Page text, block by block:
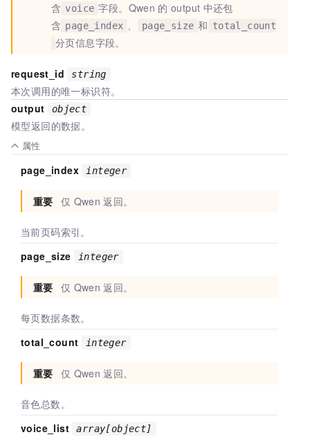
含 voice 字段。Qwen 的 output 中还包
含 page_index 、 page_size 和 total_count
分页信息字段。
request_id string
本次调用的唯一标识符。
output
object
模型返回的数据。
属性
page_index integer
重要 仅 Qwen 返回。
当前页码索引。
page_size
integer
重要 仅 Qwen 返回。
每页数据条数。
total_count
integer
重要 仅 Qwen 返回。
音色总数。
voice_list
array[object]